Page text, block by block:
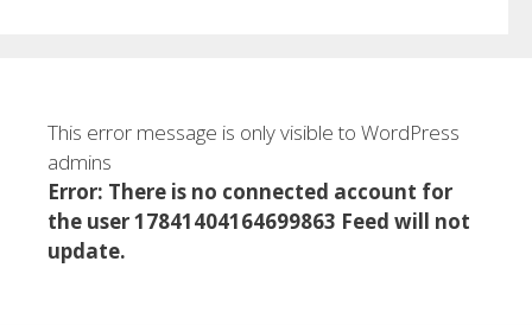
This error message is only visible to WordPress
admins
Error: There is no connected account for
the user 17841404164699863 Feed will not
update.